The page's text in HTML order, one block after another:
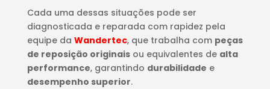
Cada uma dessas situações pode ser
diagnosticada e reparada com rapidez pela
equipe da Wandertec, que trabalha com peças
de reposição originaisou equivalentes de alta
performance, garantindo durabilidade e
desempenho superior.